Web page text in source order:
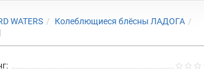
WATERS Колеблющиеся блёсны ЛАДОГА